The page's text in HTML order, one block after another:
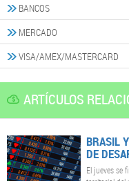
BANCOS
MERCADO
VISA/AMEX/MASTERCARD
ARTÍCULOS
BRASIL
DE
El jueves se